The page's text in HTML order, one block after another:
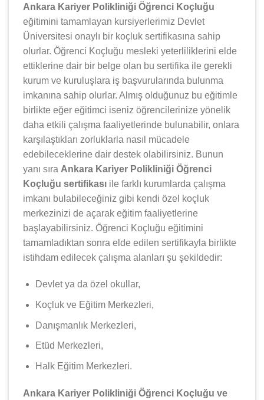
Ankara Kariyer Polikliniği Öğrenci Koçluğu
eğitimini tamamlayan kursiyerlerimiz Devlet
Üniversitesi onaylı bir koçluk sertifikasına sahip
olurlar. Öğrenci Koçluğu mesleki yeterliliklerini elde
ettiklerine dair bir belge olan bu sertifika ile gerekli
kurum ve kuruluşlara iş başvurularında bulunma
imkanına sahip olurlar. Almış olduğunuz bu eğitimle
birlikte eğer eğitimci iseniz öğrencilerinize yönelik
daha etkili çalışma faaliyetlerinde bulunabilir, onlara
karşılaştıkları zorluklarla nasıl mücadele
edebileceklerine dair destek olabilirsiniz. Bunun
yanı sıra Ankara Kariyer Polikliniği Öğrenci
Koçluğu sertifikası ile farklı kurumlarda çalışma
imkanı bulabileceğiniz gibi kendi özel koçluk
merkezinizi de açarak eğitim faaliyetlerine
başlayabilirsiniz. Öğrenci Koçluğu eğitimini
tamamladıktan sonra elde edilen sertifikayla birlikte
istihdam edilecek çalışma alanları şu şekildedir:
Devlet ya da özel okullar,
Koçluk ve Eğitim Merkezleri,
Danışmanlık Merkezleri,
Etüd Merkezleri,
Halk Eğitim Merkezleri.
Ankara Kariyer Polikliniği Öğrenci Koçluğu ve